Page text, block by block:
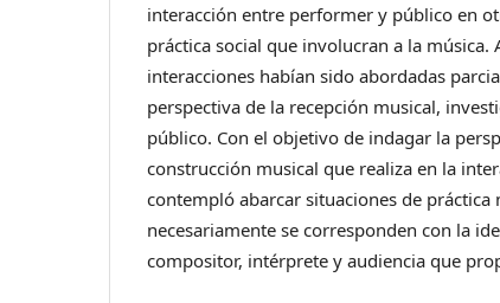
interacción entre performer y público en
práctica social que involucran a la
interacciones habían sido abordadas
perspectiva de la recepción musical,
público. Con el objetivo de indagar la
construcción musical que realiza en la
contempló abarcar situaciones de práctica
necesariamente se corresponden con la
compositor, intérprete y audiencia que